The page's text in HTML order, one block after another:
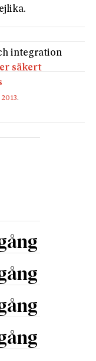
integration
säkert
2013.